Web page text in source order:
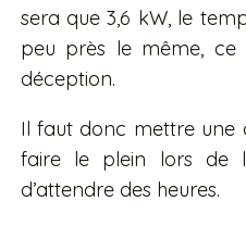
sera que 3,6 kW, le
peu près le même, ce
déception.
Il faut donc mettre une
faire le plein lors de
d’attendre des heures.